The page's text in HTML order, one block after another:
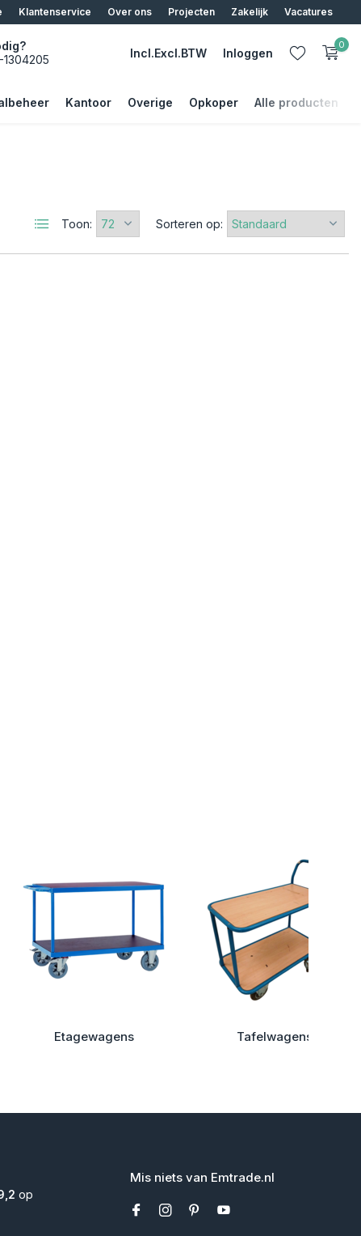
Klantenservice Over ons Projecten Zakelijk Vacatures
Incl.Excl.BTW Inloggen
0
Kantoor Overige Opkoper Alle producten
Toon: Sorteren op:
Etagewagens Tafelwagens
op
Mis niets van Emtrade.nl